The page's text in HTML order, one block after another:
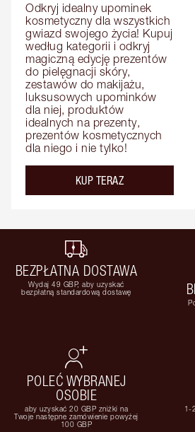
Odkryj idealny upominek
kosmetyczny dla wszystkich
gwiazd swojego życia! Kupuj
według kategorii i odkryj
magiczną edycję prezentów
do pielęgnacji skóry,
zestawów do makijażu,
luksusowych upominków
dla niej, produktów
idealnych na prezenty,
prezentów kosmetycznych
dla niego i nie tylko!
KUP TERAZ
BEZPŁATNA DOSTAWA
Wydaj 49 GBP, aby uzyskać
bezpłatną standardową dostawę
POLEĆ WYBRANEJ
OSOBIE
aby uzyskać 20 GBP zniżki na
Twoje następne zamówienie powyżej
100 GBP
1-